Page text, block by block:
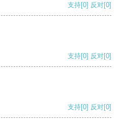
支持[0] 反对[0]
支持[0] 反对[0]
支持[0] 反对[0]